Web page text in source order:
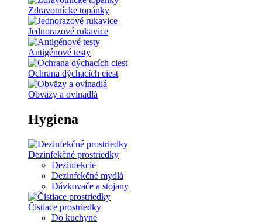
Zdravotnícke topánky
Jednorazové rukavice
Antigénové testy
Ochrana dýchacích ciest
Obväzy a ovínadlá
Hygiena
Dezinfekčné prostriedky
Dezinfekcie
Dezinfekčné mydlá
Dávkovače a stojany
Čistiace prostriedky
Do kuchyne